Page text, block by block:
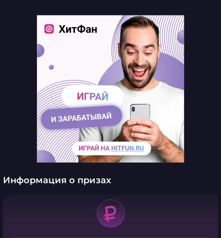
Информация о призах